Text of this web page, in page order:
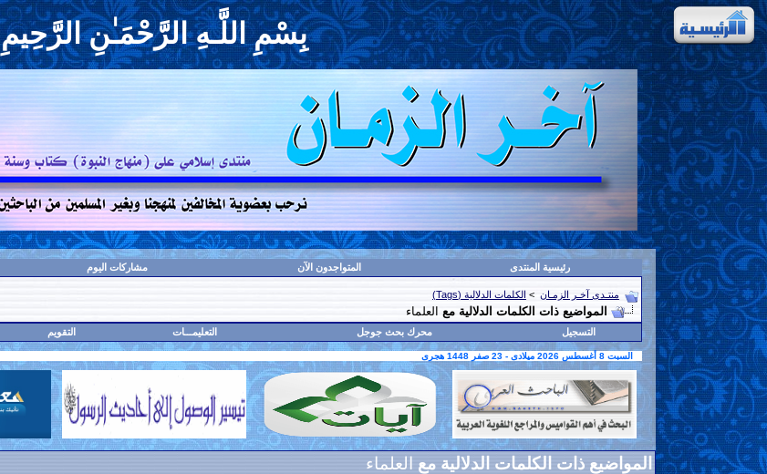
بِسْمِ اللَّـهِ الرَّحْمَـٰنِ الرَّحِيمِ
رئيسية المنتدى المتواجدون الآن مشاركات اليوم
منتـدى آخـر الزمـان > الكلمات الدلالية (Tags)
المواضيع ذات الكلمات الدلالية مع العلماء
التسجيل محرك بحث جوجل التعليمـــات التقويم
السبت 8 أغسطس 2026 ميلادى - 23 صفر 1448 هجرى
المواضيع ذات الكلمات الدلالية مع العلماء